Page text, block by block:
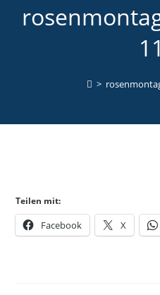
>
Teilen mit:
Facebook X